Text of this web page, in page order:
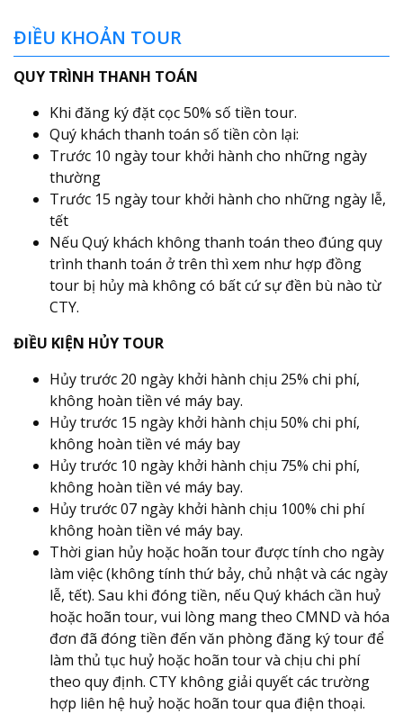
ĐIỀU KHOẢN TOUR
QUY TRÌNH THANH TOÁN
Khi đăng ký đặt cọc 50% số tiền tour.
Quý khách thanh toán số tiền còn lại:
Trước 10 ngày tour khởi hành cho những ngày
thường
Trước 15 ngày tour khởi hành cho những ngày lễ,
tết
Nếu Quý khách không thanh toán theo đúng quy
trình thanh toán ở trên thì xem như hợp đồng
tour bị hủy mà không có bất cứ sự đền bù nào từ
CTY.
ĐIỀU KIỆN HỦY TOUR
Hủy trước 20 ngày khởi hành chịu 25% chi phí,
không hoàn tiền vé máy bay.
Hủy trước 15 ngày khởi hành chịu 50% chi phí,
không hoàn tiền vé máy bay
Hủy trước 10 ngày khởi hành chịu 75% chi phí,
không hoàn tiền vé máy bay.
Hủy trước 07 ngày khởi hành chịu 100% chi phí
không hoàn tiền vé máy bay.
Thời gian hủy hoặc hoãn tour được tính cho ngày
làm việc (không tính thứ bảy, chủ nhật và các ngày
lễ, tết). Sau khi đóng tiền, nếu Quý khách cần huỷ
hoặc hoãn tour, vui lòng mang theo CMND và hóa
đơn đã đóng tiền đến văn phòng đăng ký tour để
làm thủ tục huỷ hoặc hoãn tour và chịu chi phí
theo quy định. CTY không giải quyết các trường
hợp liên hệ huỷ hoặc hoãn tour qua điện thoại.